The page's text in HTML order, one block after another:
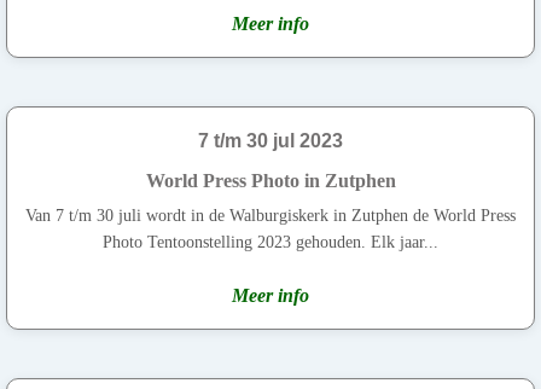
Meer info
7 t/m 30 jul 2023
World Press Photo in Zutphen
Van 7 t/m 30 juli wordt in de Walburgiskerk in Zutphen de World Press
Photo Tentoonstelling 2023 gehouden. Elk jaar...
Meer info